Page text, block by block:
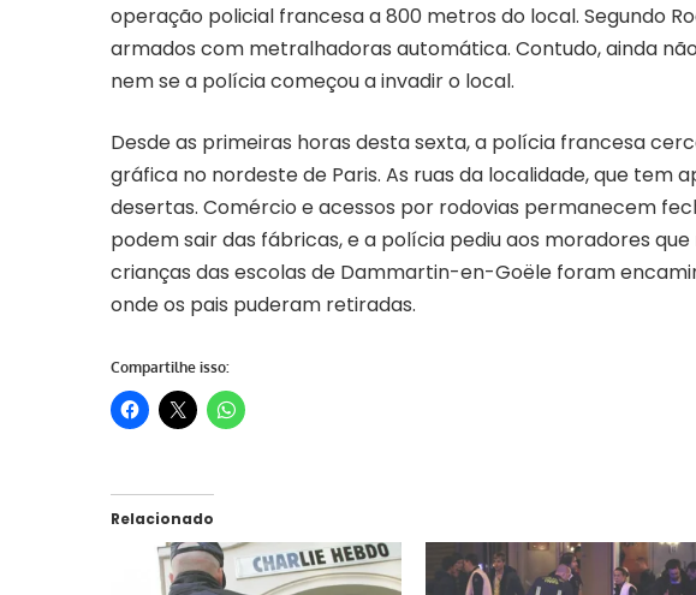
operação policial francesa a 800 metros do local. Segundo
armados com metralhadoras automática. Contudo, ainda
nem se a polícia começou a invadir o local.
Desde as primeiras horas desta sexta, a polícia francesa
gráfica no nordeste de Paris. As ruas da localidade, que tem
desertas. Comércio e acessos por rodovias permanecem
podem sair das fábricas, e a polícia pediu aos moradores que
crianças das escolas de Dammartin-en-Goële foram
onde os pais puderam retiradas.
Compartilhe isso:
Relacionado